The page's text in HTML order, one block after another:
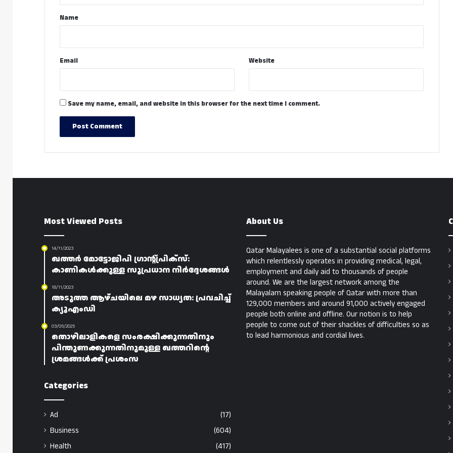
*Name
Email Website
Save my name, email, and website in this browser for the next time I comment.
Most Viewed Posts
14/11/2023
ഖത്തർ മോട്ടോജിപി ഗ്രാന്റ്പ്രിക്സ്:
കാണികൾക്കുള്ള സുപ്രധാന നിർദ്ദേശങ്ങൾ
18/11/2023
അടുത്ത ആഴ്ചയിലെ മഴ സാധ്യത: പ്രവചിച്ച്
ക്യൂഎംഡി
03/05/2025
തൊഴിലാളികളെ സംരക്ഷിക്കുന്നതിനും
പിന്തുണക്കുന്നതിനുമുള്ള ഖത്തറിന്റെ
ശ്രമങ്ങൾക്ക് പ്രശംസ
Categories
Ad
(17)
Business
(604)
Health
(417)
About Us
Qatar Malayalees is one of a substantial social platforms
which relentlessly operates in providing medical, legal,
employment and daily aid to thousands of people
around. We are the largest network among the
Malayalam speaking people of Qatar with more than
129,000 members and around 91,000 actively engaged
people both online and offline. Our notion is to help
people to come out of their shackles of difficulties so as
to lead harmonious and cordial lives.